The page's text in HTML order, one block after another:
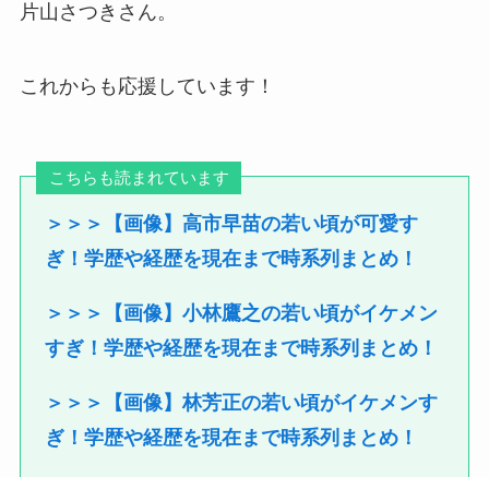
片山さつきさん。
これからも応援しています！
こちらも読まれています
＞＞＞【画像】高市早苗の若い頃が可愛す
ぎ！学歴や経歴を現在まで時系列まとめ！
＞＞＞【画像】小林鷹之の若い頃がイケメン
すぎ！学歴や経歴を現在まで時系列まとめ！
＞＞＞【画像】林芳正の若い頃がイケメンす
ぎ！学歴や経歴を現在まで時系列まとめ！